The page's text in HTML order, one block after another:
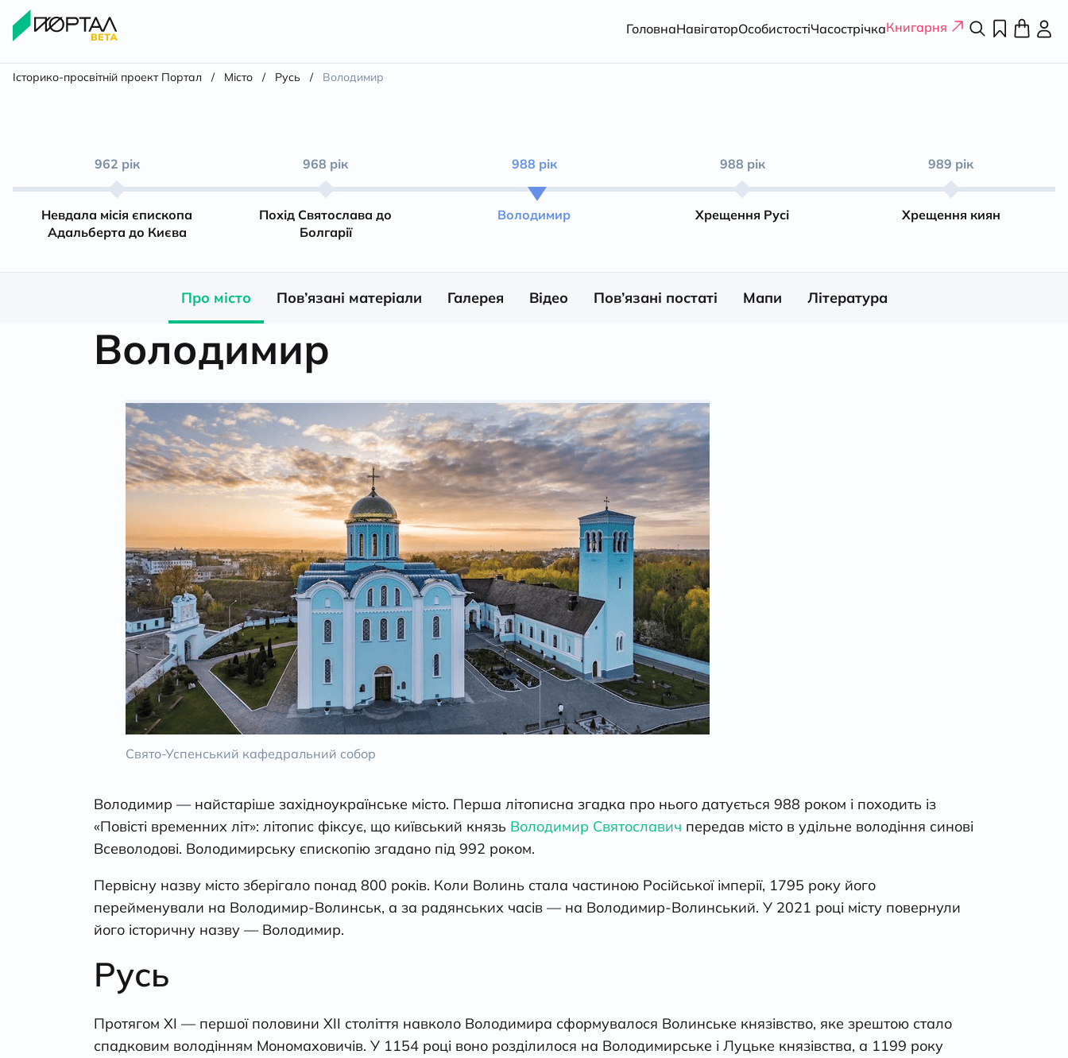
ГоловнаНавігаторОсобистостіЧасострічкаКнигарня
Історико-просвітній проект Портал / Місто / Русь / Володимир
962 рік
Невдала місія єпископа
Адальберта до Києва
968 рік
Похід Святослава до
Болгарії
988 рік
Володимир
988 рік
Хрещення Русі
989 рік
Хрещення киян
Про місто Пов’язані матеріали Галерея Відео Пов’язані постаті Мапи Література
Володимир
Свято-Успенський кафедральний собор
Володимир — найстаріше західноукраїнське місто. Перша літописна згадка про нього датується 988 роком і походить із
«Повісті временних літ»: літопис фіксує, що київський князь Володимир Святославич передав місто в удільне володіння синові
Всеволодові. Володимирську єпископію згадано під 992 роком.
Первісну назву місто зберігало понад 800 років. Коли Волинь стала частиною Російської імперії, 1795 року його
перейменували на Володимир-Волинськ, а за радянських часів — на Володимир-Волинський. У 2021 році місту повернули
його історичну назву — Володимир.
Русь
Протягом ХІ — першої половини ХІІ століття навколо Володимира сформувалося Волинське князівство, яке зрештою стало
спадковим володінням Мономаховичів. У 1154 році воно розділилося на Володимирське і Луцьке князівства, а 1199 року